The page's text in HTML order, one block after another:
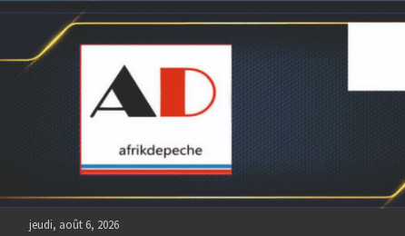
Skip
content
jeudi, août 6, 2026